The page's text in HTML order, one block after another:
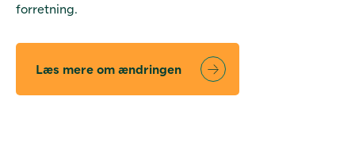
forretning.
Læs mere om ændringen